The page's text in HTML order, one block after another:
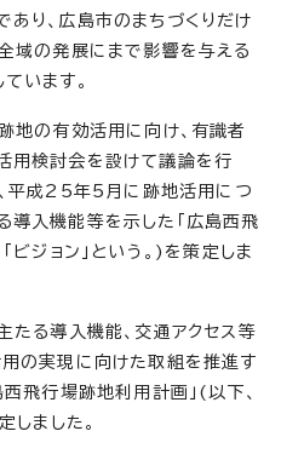
り、広島市のまちづくりだけ
域の発展にまで影響を与える
います。
地の有効活用に向け、有識者
用検討会を設けて議論を行
平成25年5月に跡地活用につ
導入機能等を示した「広島西飛
ビジョン」という。)を策定しま
たる導入機能、交通アクセス等
の実現に向けた取組を推進す
飛行場跡地利用計画」(以下、
しました。